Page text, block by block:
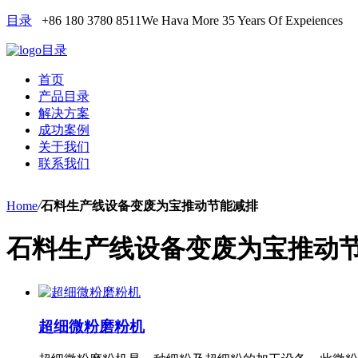
目录 +86 180 3780 8511We Hava More 35 Years Of Expeiences
目录
首页
产品目录
解决方案
成功案例
关于我们
联系我们
Home/石料生产线设备变废为宝推动节能减排
石料生产线设备变废为宝推动
超细微粉磨粉机